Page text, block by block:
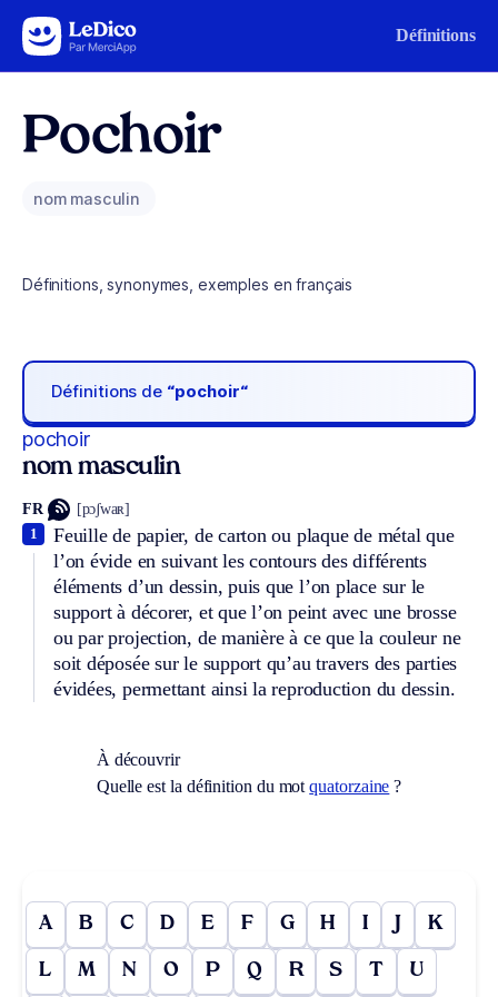
Aller au contenu Définitions
Pochoir
nom masculin
Définitions, synonymes, exemples en français
Définitions de “pochoir“
pochoir
nom masculin
FR [pɔʃwaʀ]
Feuille de papier, de carton ou plaque de métal que
l’on évide en suivant les contours des différents
éléments d’un dessin, puis que l’on place sur le
support à décorer, et que l’on peint avec une brosse
ou par projection, de manière à ce que la couleur ne
soit déposée sur le support qu’au travers des parties
évidées, permettant ainsi la reproduction du dessin.
1
À découvrir
Quelle est la définition du motquatorzaine ?
A B C D E F G H I J K
L M N O P Q R S T U